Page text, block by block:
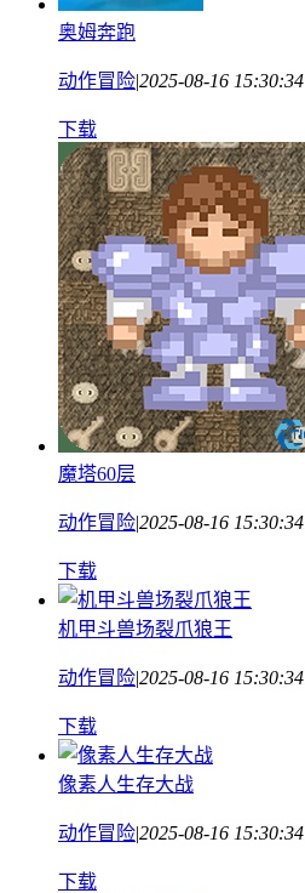
奥姆奔跑
动作冒险|2025-08-16 15:30:34
下载
魔塔60层
动作冒险|2025-08-16 15:30:34
下载
机甲斗兽场裂爪狼王
动作冒险|2025-08-16 15:30:34
下载
像素人生存大战
动作冒险|2025-08-16 15:30:34
下载